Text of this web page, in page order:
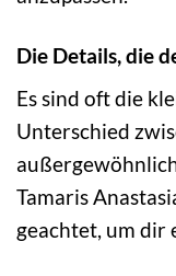
Die Details, die
Es sind oft die
Unterschied
Tamaris
geachtet, um dir